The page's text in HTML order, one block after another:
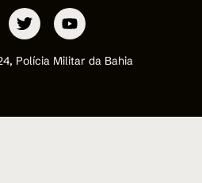
Polícia Militar da Bahia